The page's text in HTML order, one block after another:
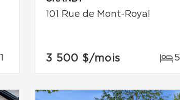
1
101 Rue de Mont-Royal
3 500 $/mois 5